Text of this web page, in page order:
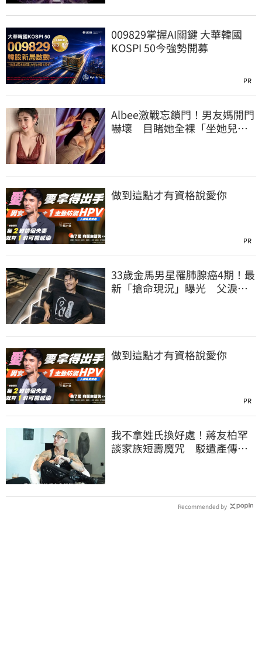
009829掌握AI關鍵 大華韓國
KOSPI 50今強勢開募
PR
Albee激戰忘鎖門！男友媽開門
嚇壞 目睹她全裸「坐她兒子
做到這點才有資格說愛你
PR
33歲金馬男星罹肺腺癌4期！最
新「搶命現況」曝光 父淚
做到這點才有資格說愛你
PR
我不拿姓氏換好處！蔣友柏罕
談家族短壽魔咒 駁遺產傳
Recommended by